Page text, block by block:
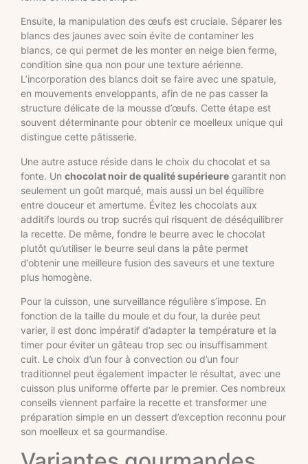
Ensuite, la manipulation des œufs est cruciale. Séparer les
blancs des jaunes avec soin évite de contaminer les
blancs, ce qui permet de les monter en neige bien ferme,
condition sine qua non pour une texture aérienne.
L’incorporation des blancs doit se faire avec une spatule,
en mouvements enveloppants, afin de ne pas casser la
structure délicate de la mousse d’œufs. Cette étape est
souvent déterminante pour obtenir ce moelleux unique qui
distingue cette pâtisserie.
Une autre astuce réside dans le choix du chocolat et sa
fonte. Un chocolat noir de qualité supérieure garantit non
seulement un goût marqué, mais aussi un bel équilibre
entre douceur et amertume. Évitez les chocolats aux
additifs lourds ou trop sucrés qui risquent de déséquilibrer
la recette. De même, fondre le beurre avec le chocolat
plutôt qu’utiliser le beurre seul dans la pâte permet
d’obtenir une meilleure fusion des saveurs et une texture
plus homogène.
Pour la cuisson, une surveillance régulière s’impose. En
fonction de la taille du moule et du four, la durée peut
varier, il est donc impératif d’adapter la température et la
timer pour éviter un gâteau trop sec ou insuffisamment
cuit. Le choix d’un four à convection ou d’un four
traditionnel peut également impacter le résultat, avec une
cuisson plus uniforme offerte par le premier. Ces nombreux
conseils viennent parfaire la recette et transformer une
préparation simple en un dessert d’exception reconnu pour
son moelleux et sa gourmandise.